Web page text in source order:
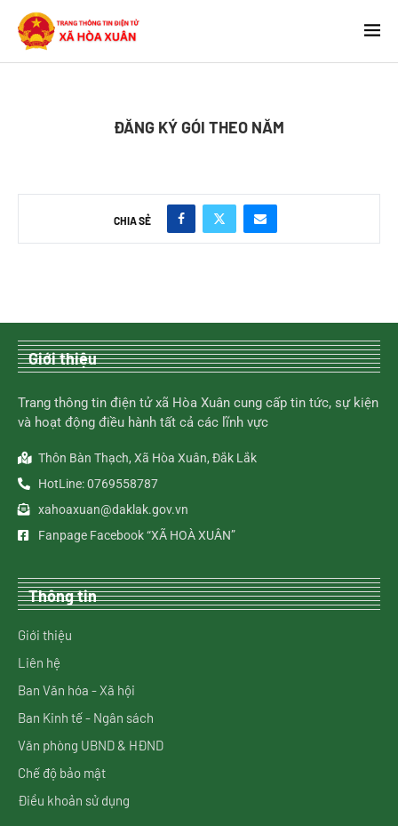
ĐĂNG KÝ GÓI THEO NĂM
CHIA SẺ
Giới thiệu
Trang thông tin điện tử xã Hòa Xuân cung cấp tin tức, sự kiện
và hoạt động điều hành tất cả các lĩnh vực
Thôn Bàn Thạch, Xã Hòa Xuân, Đắk Lắk
HotLine: 0769558787
xahoaxuan@daklak.gov.vn
Fanpage Facebook “XÃ HOÀ XUÂN”
Thông tin
Giới thiệu
Liên hệ
Ban Văn hóa - Xã hội
Ban Kinh tế - Ngân sách
Văn phòng UBND & HĐND
Chế độ bảo mật
Điều khoản sử dụng